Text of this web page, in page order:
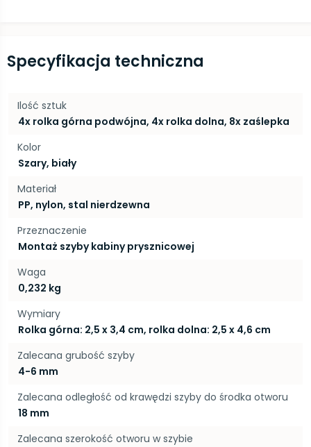
Specyfikacja techniczna
Ilość sztuk
4x rolka górna podwójna, 4x rolka dolna, 8x zaślepka
Kolor
Szary, biały
Materiał
PP, nylon, stal nierdzewna
Przeznaczenie
Montaż szyby kabiny prysznicowej
Waga
0,232 kg
Wymiary
Rolka górna: 2,5 x 3,4 cm, rolka dolna: 2,5 x 4,6 cm
Zalecana grubość szyby
4-6 mm
Zalecana odległość od krawędzi szyby do środka otworu
18 mm
Zalecana szerokość otworu w szybie